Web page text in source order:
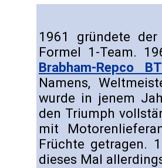
1961 gründete
Formel 1-Team.
Brabham-Repco
Namens,
wurde in jenem
den Triumph
mit
Früchte getragen.
dieses Mal